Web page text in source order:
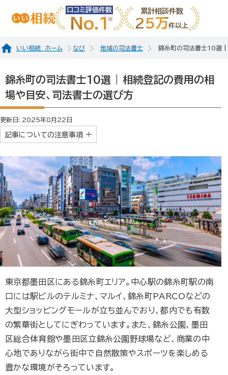
口コミ評価件数
No.1
累計相談件数
25万件以上
いい相続 ホーム なび 地域の司法書士 錦糸町の司法書士10選 |
錦糸町の司法書士10選 | 相続登記の費用の相
場や目安、司法書士の選び方
更新日: 2025年8月22日
記事についての注意事項
東京都墨田区にある錦糸町エリア。中心駅の錦糸町駅の南
口には駅ビルのテルミナ、マルイ、錦糸町PARCOなどの
大型ショッピングモールが立ち並んでおり、都内でも有数
の繁華街としてにぎわっています。また、錦糸公園、墨田
区総合体育館や墨田区立錦糸公園野球場など、商業の中
心地でありながら街中で自然散策やスポーツを楽しめる
豊かな環境がそろっています。